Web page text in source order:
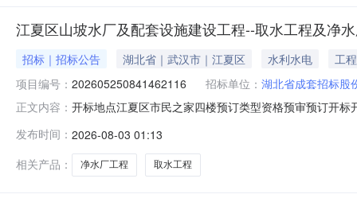
江夏区山坡水厂及配套设施建设工程--取水工程及净
招标｜招标公告 湖北省｜武汉市｜江夏区 水利水电
工程
项目编号： 202605250841462116 招标单位： 湖北省成套招标股
正文内容： 开标地点江夏区市民之家四楼预订类型资格预审预订开
型建设工程项目名称标段号招标编号进场项目标志是否
发布时间： 2026-08-03 01:13
相关产品：
净水厂工程 取水工程